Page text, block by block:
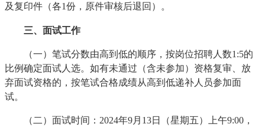
及复印件（各1份，原件审核后退回）。
三、面试工作
（一）笔试分数由高到低的顺序，按岗位招聘人数1:5的
比例确定面试人选。如有未通过（含未参加）资格复审、放
弃面试资格的，按笔试合格成绩从高到低递补人员参加面
试。
（二）面试时间：2024年9月13日（星期五）上午9:00，